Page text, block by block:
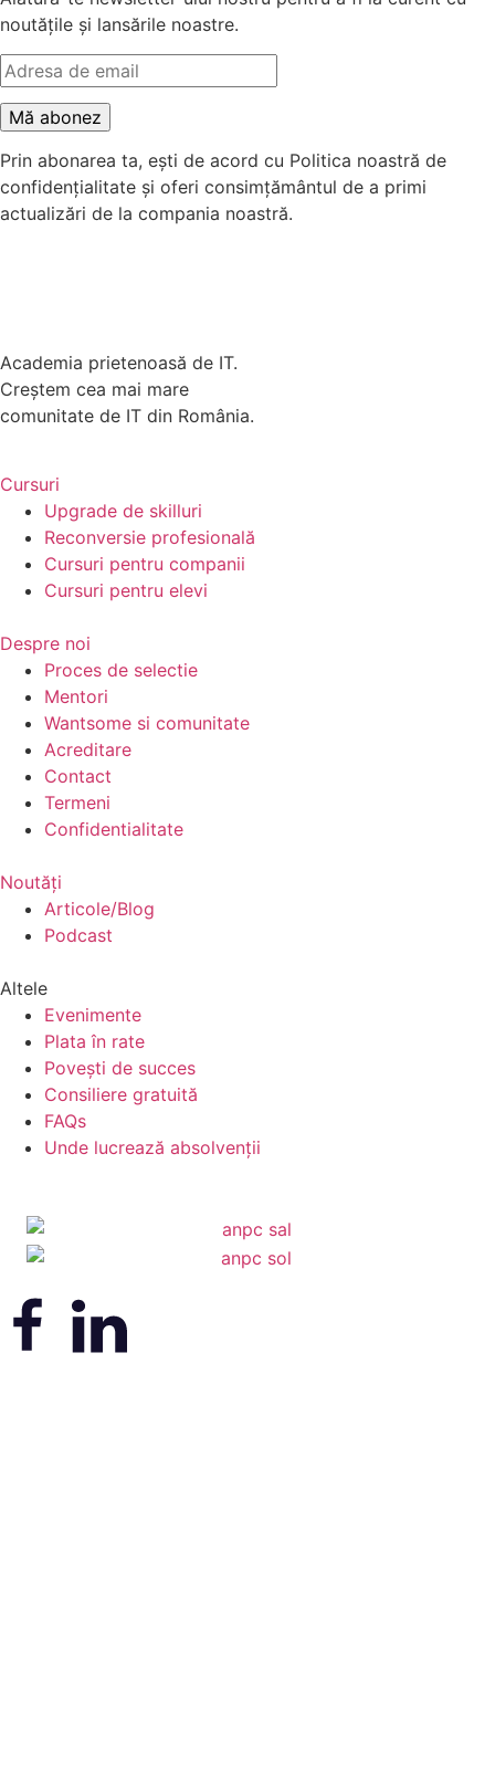
noutățile și lansările noastre.
Prin abonarea ta, ești de acord cu Politica noastră de
confidențialitate și oferi consimțământul de a primi
actualizări de la compania noastră.
Academia prietenoasă de IT.
Creștem cea mai mare
comunitate de IT din România.
Cursuri
Upgrade de skilluri
Reconversie profesională
Cursuri pentru companii
Cursuri pentru elevi
Despre noi
Proces de selectie
Mentori
Wantsome si comunitate
Acreditare
Contact
Termeni
Confidentialitate
Noutăți
Articole/Blog
Podcast
Altele
Evenimente
Plata în rate
Povești de succes
Consiliere gratuită
FAQs
Unde lucrează absolvenții